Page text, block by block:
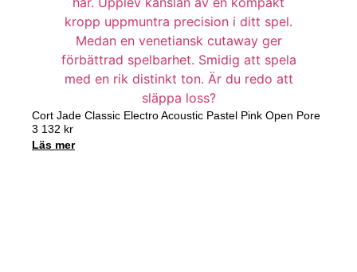
Cort Jade Classic Electro Acoustic Pastel Pink Open Pore
3 132 kr
Läs mer